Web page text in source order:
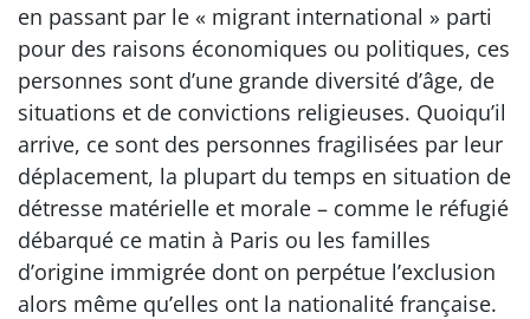
en passant par le « migrant international » parti
pour des raisons économiques ou politiques, ces
personnes sont d’une grande diversité d’âge, de
situations et de convictions religieuses. Quoiqu’il
arrive, ce sont des personnes fragilisées par leur
déplacement, la plupart du temps en situation de
détresse matérielle et morale – comme le réfugié
débarqué ce matin à Paris ou les familles
d’origine immigrée dont on perpétue l’exclusion
alors même qu’elles ont la nationalité française.